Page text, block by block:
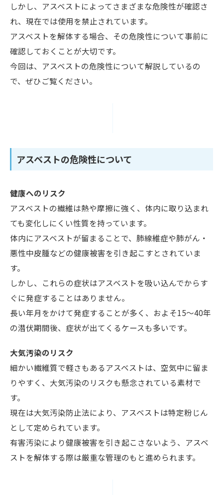
しかし、アスベストによってさまざまな危険性が確認さ
れ、現在では使用を禁止されています。
アスベストを解体する場合、その危険性について事前に
確認しておくことが大切です。
今回は、アスベストの危険性について解説しているの
で、ぜひご覧ください。
アスベストの危険性について
健康へのリスク
アスベストの繊維は熱や摩擦に強く、体内に取り込まれ
ても変化しにくい性質を持っています。
体内にアスベストが留まることで、肺線維症や肺がん・
悪性中皮腫などの健康被害を引き起こすとされていま
す。
しかし、これらの症状はアスベストを吸い込んでからす
ぐに発症することはありません。
長い年月をかけて発症することが多く、およそ15～40年
の潜伏期間後、症状が出てくるケースも多いです。
大気汚染のリスク
細かい繊維質で軽さもあるアスベストは、空気中に留ま
りやすく、大気汚染のリスクも懸念されている素材で
す。
現在は大気汚染防止法により、アスベストは特定粉じん
として定められています。
有害汚染により健康被害を引き起こさないよう、アスベ
ストを解体する際は厳重な管理のもと進められます。